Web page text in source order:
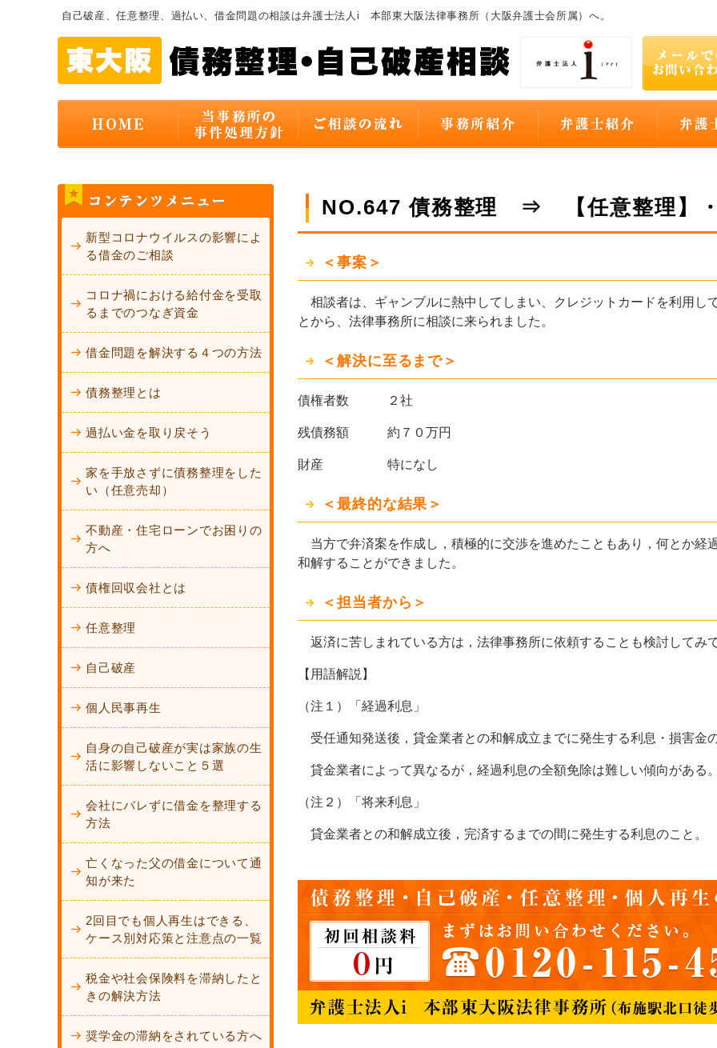
自己破産、任意整理、過払い、借金問題の相談は弁護士法人i 本部東大阪法律事務所（大阪弁護士会所属）へ。
NO.647 債務整理 ⇒ 【任意整理】・
＜事案＞
相談者は、ギャンブルに熱中してしまい、クレジットカードを利用し
とから、法律事務所に相談に来られました。
＜解決に至るまで＞
債権者数 ２社
残債務額 約７０万円
財産 特になし
＜最終的な結果＞
当方で弁済案を作成し，積極的に交渉を進めたこともあり，何とか経
和解することができました。
＜担当者から＞
返済に苦しまれている方は，法律事務所に依頼することも検討してみ
【用語解説】
（注１）「経過利息」
受任通知発送後，貸金業者との和解成立までに発生する利息・損害金の
貸金業者によって異なるが，経過利息の全額免除は難しい傾向がある。
（注２）「将来利息」
貸金業者との和解成立後，完済するまでの間に発生する利息のこと。
新型コロナウイルスの影響によ
る借金のご相談
コロナ禍における給付金を受取
るまでのつなぎ資金
借金問題を解決する４つの方法
債務整理とは
過払い金を取り戻そう
家を手放さずに債務整理をした
い（任意売却）
不動産・住宅ローンでお困りの
方へ
債権回収会社とは
任意整理
自己破産
個人民事再生
自身の自己破産が実は家族の生
活に影響しないこと５選
会社にバレずに借金を整理する
方法
亡くなった父の借金について通
知が来た
2回目でも個人再生はできる、
ケース別対応策と注意点の一覧
税金や社会保険料を滞納したと
きの解決方法
奨学金の滞納をされている方へ